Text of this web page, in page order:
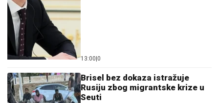
13:00 0
Brisel bez dokaza istražuje
Rusiju zbog migrantske krize u
Seuti